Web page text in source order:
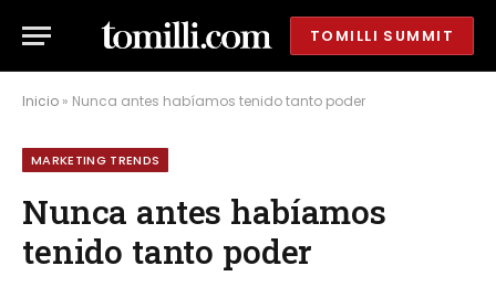
TOMILLI SUMMIT
Inicio » Nunca antes habíamos tenido tanto poder
MARKETING TRENDS
Nunca antes habíamos
tenido tanto poder